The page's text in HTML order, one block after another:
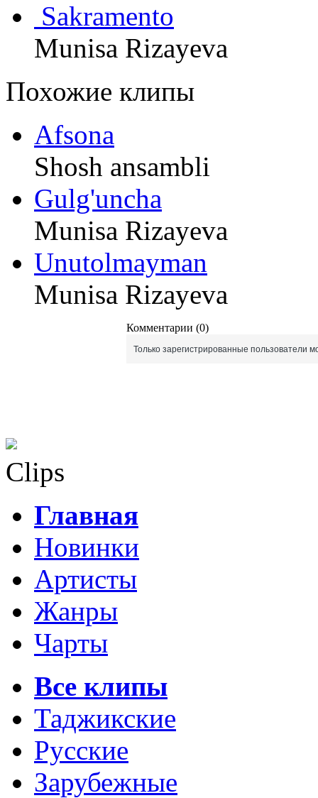
Sakramento
Munisa Rizayeva
Похожие клипы
Afsona
Shosh ansambli
Gulg'uncha
Munisa Rizayeva
Unutolmayman
Munisa Rizayeva
Комментарии (0)
Только зарегистрированные пользователи
Clips
Главная
Новинки
Артисты
Жанры
Чарты
Все клипы
Таджикские
Русские
Зарубежные